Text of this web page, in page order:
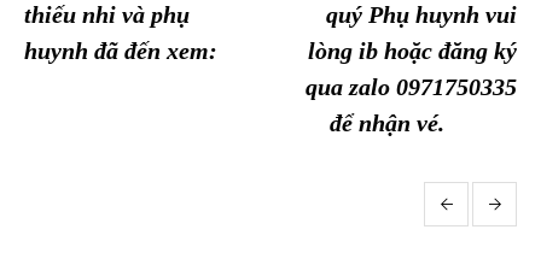
thiếu nhi và phụ
huynh đã đến xem:
quý Phụ huynh vui
lòng ib hoặc đăng ký
qua zalo 0971750335
để nhận vé.